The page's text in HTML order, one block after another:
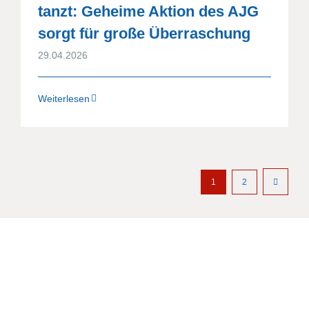
tanzt: Geheime Aktion des AJG
sorgt für große Überraschung
29.04.2026
Weiterlesen
1 2